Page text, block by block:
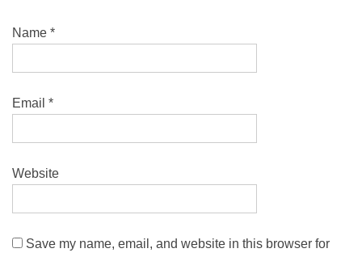
Name *
Email *
Website
Save my name, email, and website in this browser for